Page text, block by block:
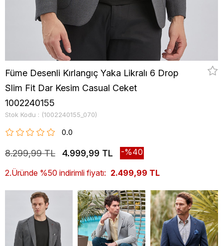
Füme Desenli Kırlangıç Yaka Likralı 6 Drop
Slim Fit Dar Kesim Casual Ceket
1002240155
Stok Kodu (1002240155_070)
0.0
8.299,99 TL 4.999,99 TL 40
2.Üründe %50 indirimli fiyatı: 2.499,99 TL